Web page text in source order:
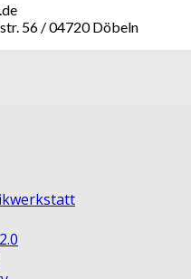
56 / 04720 Döbeln